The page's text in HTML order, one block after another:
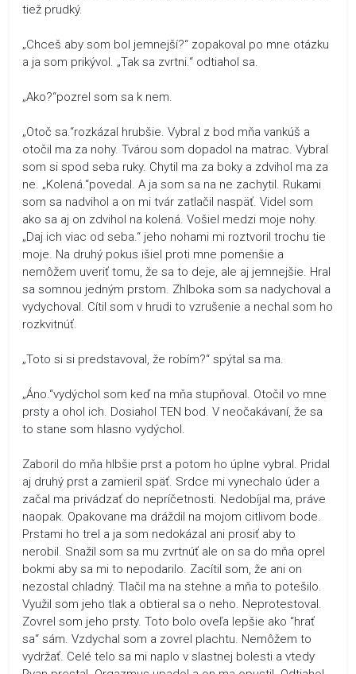
tiež prudký.
„Chceš aby som bol jemnejší?“ zopakoval po mne otázku
a ja som prikývol. „Tak sa zvrtni.“ odtiahol sa.
„Ako?“pozrel som sa k nem.
„Otoč sa.“rozkázal hrubšie. Vybral z bod mňa vankúš a
otočil ma za nohy. Tvárou som dopadol na matrac. Vybral
som si spod seba ruky. Chytil ma za boky a zdvihol ma za
ne. „Kolená.“povedal. A ja som sa na ne zachytil. Rukami
som sa nadvihol a on mi tvár zatlačil naspäť. Videl som
ako sa aj on zdvihol na kolená. Vošiel medzi moje nohy.
„Daj ich viac od seba.“ jeho nohami mi roztvoril trochu tie
moje. Na druhý pokus išiel proti mne pomenšie a
nemôžem uveriť tomu, že sa to deje, ale aj jemnejšie. Hral
sa somnou jedným prstom. Zhlboka som sa nadychoval a
vydychoval. Cítil som v hrudi to vzrušenie a nechal som ho
rozkvitnúť.
„Toto si si predstavoval, že robím?“ spýtal sa ma.
„Áno.“vydýchol som keď na mňa stupňoval. Otočil vo mne
prsty a ohol ich. Dosiahol TEN bod. V neočakávaní, že sa
to stane som hlasno vydýchol.
Zaboril do mňa hlbšie prst a potom ho úplne vybral. Pridal
aj druhý prst a zamieril späť. Srdce mi vynechalo úder a
začal ma privádzať do nepríčetnosti. Nedobíjal ma, práve
naopak. Opakovane ma dráždil na mojom citlivom bode.
Prstami ho trel a ja som nedokázal ani prosiť aby to
nerobil. Snažil som sa mu zvrtnúť ale on sa do mňa oprel
bokmi aby sa mi to nepodarilo. Zacítil som, že ani on
nezostal chladný. Tlačil ma na stehne a mňa to potešilo.
Využil som jeho tlak a obtieral sa o neho. Neprotestoval.
Zovrel som jeho prsty. Toto bolo oveľa lepšie ako “hrať
sa“ sám. Vzdychal som a zovrel plachtu. Nemôžem to
vydržať. Celé telo sa mi naplo v slastnej bolesti a vtedy